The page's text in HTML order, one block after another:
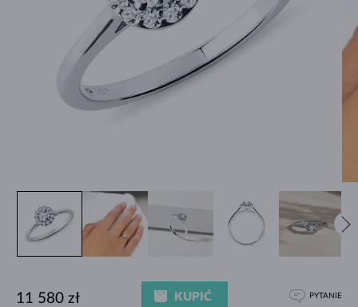
11 580 zł KUPIĆ PYTANIE